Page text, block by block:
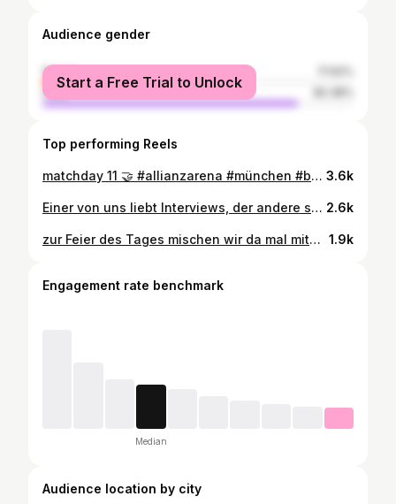
Audience gender
female
male
Start a Free Trial to Unlock
Top performing Reels
matchday 11 🤝 #allianzarena #münchen #bundesliga 3.6k
Einer von uns liebt Interviews, der andere spielt wahnsinnig gut Fußball⚽️ Nach Leverkusen in der Buli, wartet PSG in der Champions League!🔥 #audi #fcbayern #bundesliga #fcb #olise #fußball #cl #psg #presenter 2.6k
zur Feier des Tages mischen wir da mal mit🤝 #motogp #spaingp #gresini #jerez #marquez #skysport @skysportde @gresiniracing @motogp @alexmarquez73 @maso500 1.9k
Engagement rate benchmark
Median
Audience location by city